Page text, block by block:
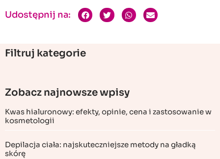
Udostępnij na:
Filtruj kategorie
Zobacz najnowsze wpisy
Kwas hialuronowy: efekty, opinie, cena i zastosowanie w
kosmetologii
Depilacja ciała: najskuteczniejsze metody na gładką
skórę